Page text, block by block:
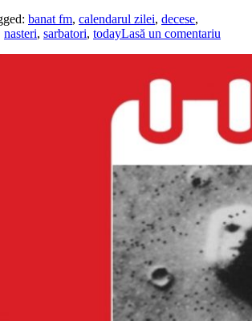
banat fm, calendarul zilei, decese,
nasteri, sarbatori, todayLasă un comentariu